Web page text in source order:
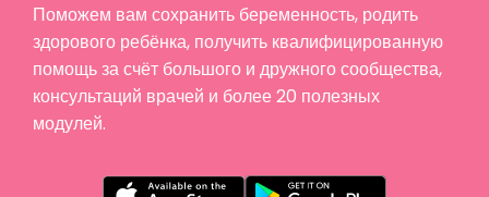
Поможем вам сохранить беременность, родить
здорового ребёнка, получить квалифицированную
помощь за счёт большого и дружного сообщества,
консультаций врачей и более 20 полезных
модулей.